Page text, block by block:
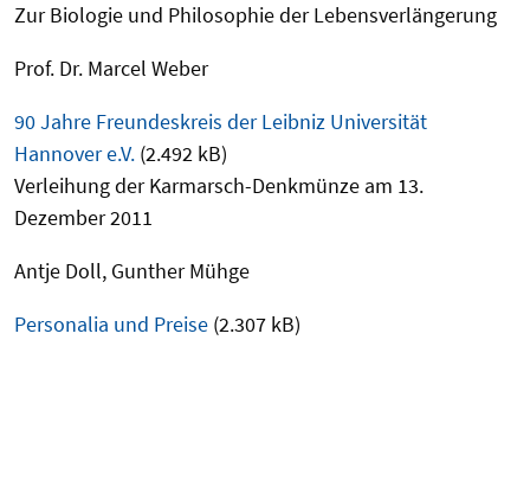
Zur Biologie und Philosophie der Lebensverlängerung
Prof. Dr. Marcel Weber
90 Jahre Freundeskreis der Leibniz Universität
Hannover e.V. (2.492 kB)
Verleihung der Karmarsch-Denkmünze am 13.
Dezember 2011
Antje Doll, Gunther Mühge
Personalia und Preise (2.307 kB)